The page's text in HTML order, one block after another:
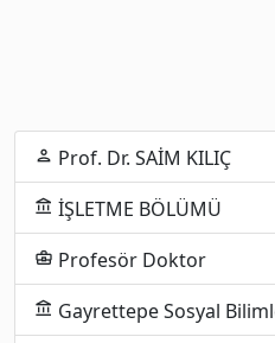
person Prof. Dr. SAİM KILIÇ
account_balance İŞLETME BÖLÜMÜ
business_center Profesör Doktor
account_balance Gayrettepe Sosyal